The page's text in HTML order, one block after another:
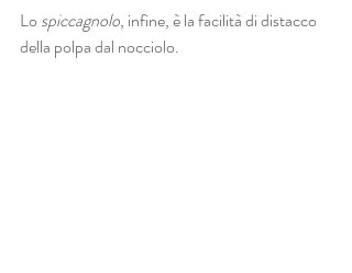
Lo spiccagnolo, infine, è la facilità di distacco
della polpa dal nocciolo.